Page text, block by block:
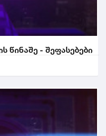
წინაშე - შეფასებები